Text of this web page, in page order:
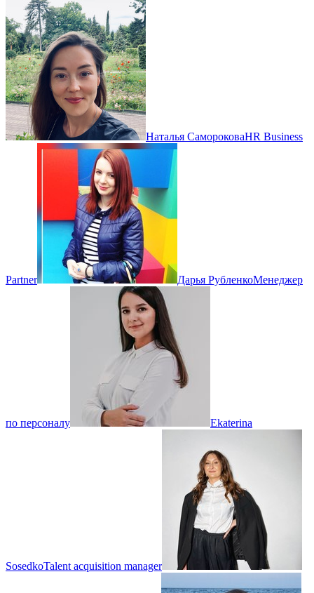
Наталья СамороковаHR Business
Partner Дарья РубленкоМенеджер
по персоналу Ekaterina
SosedkoTalent acquisition manager